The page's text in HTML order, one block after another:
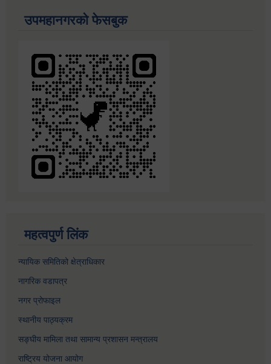
उपमहानगरको फेसबुक
महत्वपुर्ण लिंक
न्यायिक समितिको क्षेत्राधिकार
नागरिक वडापत्र
नगर प्रोफाइल
स्थानीय पाठ्यक्रम
सङ्घीय मामिला तथा सामान्य प्रशासन मन्त्रालय
राष्ट्रिय योजना आयोग